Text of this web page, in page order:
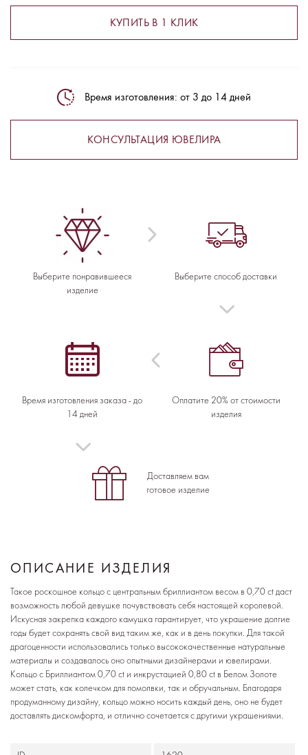
КУПИТЬ В 1 КЛИК
Время изготовления: от 3 до 14 дней
КОНСУЛЬТАЦИЯ ЮВЕЛИРА
Выберите понравившееся
изделие
Выберите способ доставки
Оплатите 20% от стоимости
изделия
Время изготовления заказа - до
14 дней
Доставляем вам
готовое изделие
ОПИСАНИЕ ИЗДЕЛИЯ
Такое роскошное кольцо с центральным бриллиантом весом в 0,70 ct даст
возможность любой девушке почувствовать себя настоящей королевой.
Искусная закрепка каждого камушка гарантирует, что украшение долгие
годы будет сохранять свой вид таким же, как и в день покупки. Для такой
драгоценности использовались только высококачественные натуральные
материалы и создавалось оно опытными дизайнерами и ювелирами.
Кольцо с Бриллиантом 0,70 ct и инкрустацией 0,80 ct в Белом Золоте
может стать, как колечком для помолвки, так и обручальным. Благодаря
продуманному дизайну, кольцо можно носить каждый день, оно не будет
доставлять дискомфорта, и отлично сочетается с другими украшениями.